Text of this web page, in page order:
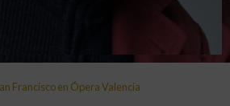
Francisco en Ópera Valencia